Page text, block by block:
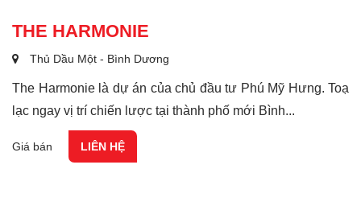
THE HARMONIE
Thủ Dầu Một - Bình Dương
The Harmonie là dự án của chủ đầu tư Phú Mỹ Hưng. Toạ
lạc ngay vị trí chiến lược tại thành phố mới Bình...
Giá bán LIÊN HỆ